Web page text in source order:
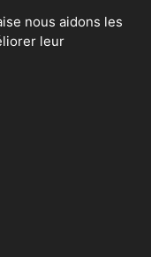
nous aidons les
leur